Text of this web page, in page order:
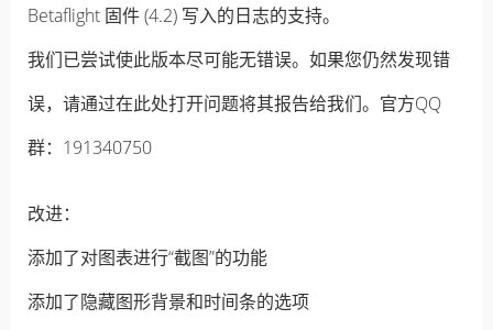
Betaflight 固件 (4.2) 写入的日志的支持。
我们已尝试使此版本尽可能无错误。如果您仍然发现错
误，请通过在此处打开问题将其报告给我们。官方QQ
群：191340750
改进：
添加了对图表进行“截图”的功能
添加了隐藏图形背景和时间条的选项